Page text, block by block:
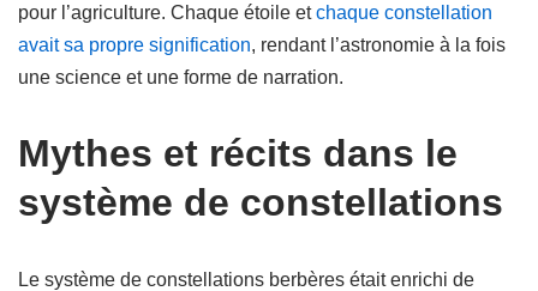
pour l’agriculture. Chaque étoile etchaque constellation
avait sa propre signification, rendant l’astronomie à la fois
une science et une forme de narration.
Mythes et récits dans le
système de constellations
Le système de constellations berbères était enrichi de